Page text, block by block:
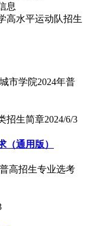
高水平运动队招生
市学院2024年普
招生简章2024/6/3
（通用版）
高招生专业选考